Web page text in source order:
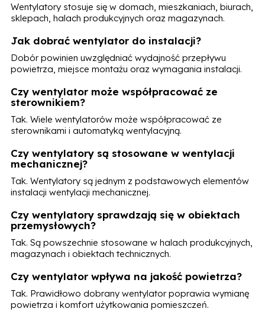
Wentylatory stosuje się w domach, mieszkaniach, biurach,
sklepach, halach produkcyjnych oraz magazynach.
Jak dobrać wentylator do instalacji?
Dobór powinien uwzględniać wydajność przepływu
powietrza, miejsce montażu oraz wymagania instalacji.
Czy wentylator może współpracować ze
sterownikiem?
Tak. Wiele wentylatorów może współpracować ze
sterownikami i automatyką wentylacyjną.
Czy wentylatory są stosowane w wentylacji
mechanicznej?
Tak. Wentylatory są jednym z podstawowych elementów
instalacji wentylacji mechanicznej.
Czy wentylatory sprawdzają się w obiektach
przemysłowych?
Tak. Są powszechnie stosowane w halach produkcyjnych,
magazynach i obiektach technicznych.
Czy wentylator wpływa na jakość powietrza?
Tak. Prawidłowo dobrany wentylator poprawia wymianę
powietrza i komfort użytkowania pomieszczeń.